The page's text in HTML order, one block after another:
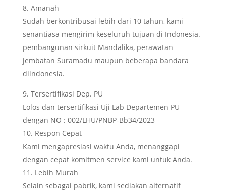
Amanah
Sudah berkontribusai lebih dari 10 tahun, kami
senantiasa mengirim keseluruh tujuan di Indonesia.
pembangunan sirkuit Mandalika, perawatan
jembatan Suramadu maupun beberapa bandara
diindonesia.
Tersertifikasi Dep. PU
Lolos dan tersertifikasi Uji Lab Departemen PU
dengan NO : 002/LHU/PNBP-Bb34/2023
Respon Cepat
Kami mengapresiasi waktu Anda, menanggapi
dengan cepat komitmen service kami untuk Anda.
Lebih Murah
Selain sebagai pabrik, kami sediakan alternatif